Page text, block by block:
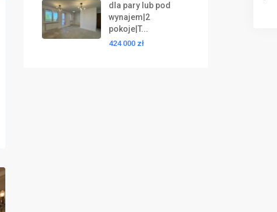
dla pary lub pod
wynajem|2
pokoje|T...
424 000 zł